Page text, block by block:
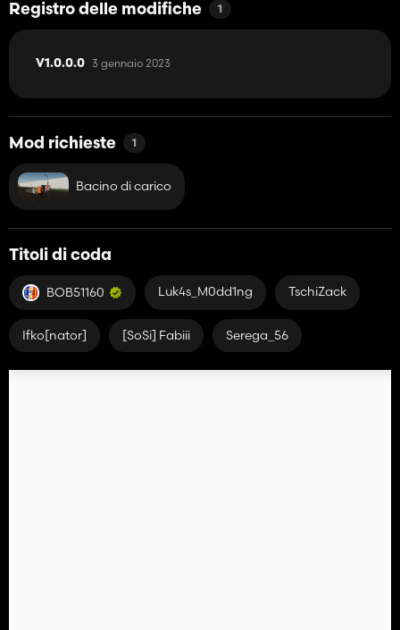
Registro delle modifiche 1
V1.0.0.0 3 gennaio 2023
Mod richieste 1
Bacino di carico
Titoli di coda
BOB51160 Luk4s_M0dd1ng TschiZack
Ifko[nator] [SoSi] Fabiii Serega_56